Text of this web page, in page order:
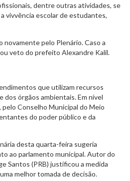
dentre outras atividades, se
vivvência escolar de estudantes,
novamente pelo Plenário. Caso a
veto do prefeito Alexandre Kalil.
que utilizam recursos
órgãos ambientais. Em nível
pelo Conselho Municipal do Meio
do poder público e da
desta quarta-feira sugeria
ao parlamento municipal. Autor do
Santos (PRB) justificou a medida
melhor tomada de decisão.